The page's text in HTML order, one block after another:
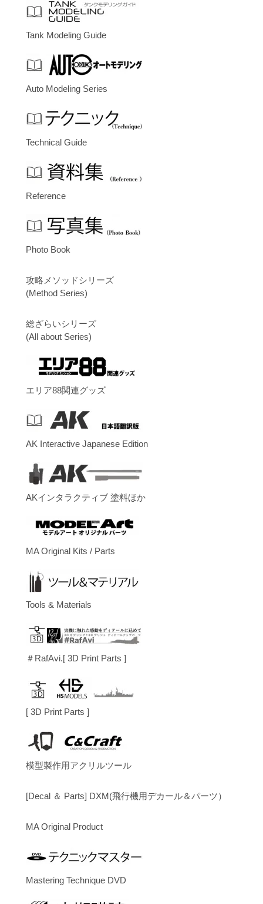
Tank Modeling Guide
Auto Modeling Series
Technical Guide
Reference
Photo Book
攻略メソッドシリーズ
(Method Series)
総ざらいシリーズ
(All about Series)
エリア88関連グッズ
AK Interactive Japanese Edition
AKインタラクティブ 塗料ほか
MA Original Kits / Parts
Tools & Materials
＃RafAvi.[ 3D Print Parts ]
[ 3D Print Parts ]
模型製作用アクリルツール
[Decal ＆ Parts] DXM(飛行機用デカール＆パーツ）
MA Original Product
Mastering Technique DVD